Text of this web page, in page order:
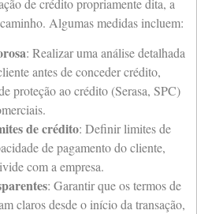
de crédito propriamente dita, a
Algumas medidas incluem:
: Realizar uma análise detalhada
antes de conceder crédito,
proteção ao crédito (Serasa, SPC)
de crédito: Definir limites de
de pagamento do cliente,
com a empresa.
: Garantir que os termos de
claros desde o início da transação,